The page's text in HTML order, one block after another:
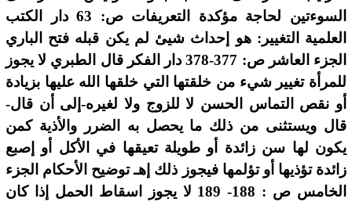
السوءتين لحاجة مؤكدة التعريفات ص: 63 دار الكتب
العلمية التغيير: هو إحداث شيئ لم يكن قبله فتح الباري
الجزء العاشر ص: 377-378 دار الفكر قال الطبري لا يجوز
للمرأة تغيير شيء من خلقتها التي خلقها الله عليها بزيادة
أو نقص التماس الحسن لا للزوج ولا لغيره-إلى أن قال-
قال ويستثنى من ذلك ما يحصل به الضرر والأذية كمن
يكون لها سن زائدة أو طويلة تعيقها في الأكل أو إصبع
زائدة تؤذيها أو تؤلمها فيجوز ذلك إهـ توضيح الأحكام الجزء
الخامس ص : 188- 189 لا يجوز اسقاط الحمل إذا كان